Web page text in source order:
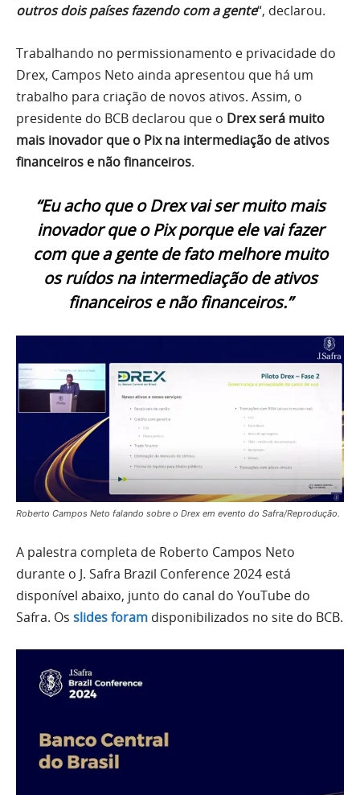
outros dois países fazendo com a gente“, declarou.
Trabalhando no permissionamento e privacidade do
Drex, Campos Neto ainda apresentou que há um
trabalho para criação de novos ativos. Assim, o
presidente do BCB declarou que o Drex será muito
mais inovador que o Pix na intermediação de ativos
financeiros e não financeiros.
“Eu acho que o Drex vai ser muito mais
inovador que o Pix porque ele vai fazer
com que a gente de fato melhore muito
os ruídos na intermediação de ativos
financeiros e não financeiros.”
Roberto Campos Neto falando sobre o Drex em evento do Safra/Reprodução.
A palestra completa de Roberto Campos Neto
durante o J. Safra Brazil Conference 2024 está
disponível abaixo, junto do canal do YouTube do
Safra. Os slides foram disponibilizados no site do BCB.